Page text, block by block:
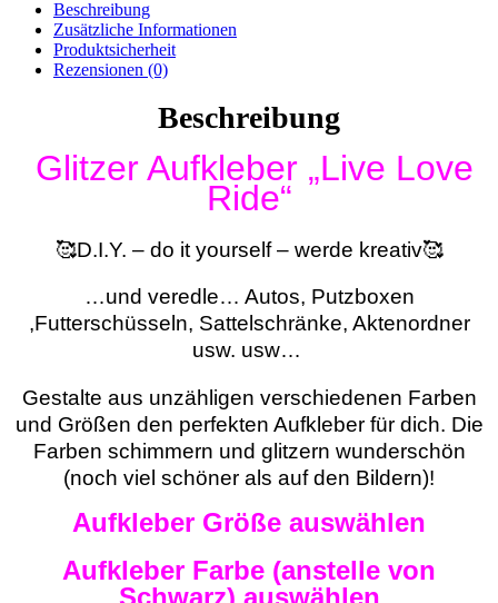
Beschreibung
Zusätzliche Informationen
Produktsicherheit
Rezensionen (0)
Beschreibung
Glitzer Aufkleber „Live Love
Ride“
🥰D.I.Y. – do it yourself – werde kreativ🥰
…und veredle… Autos, Putzboxen
,Futterschüsseln, Sattelschränke, Aktenordner
usw. usw…
Gestalte aus unzähligen verschiedenen Farben
und Größen den perfekten Aufkleber für dich. Die
Farben schimmern und glitzern wunderschön
(noch viel schöner als auf den Bildern)!
Aufkleber Größe auswählen
Aufkleber Farbe (anstelle von
Schwarz) auswählen